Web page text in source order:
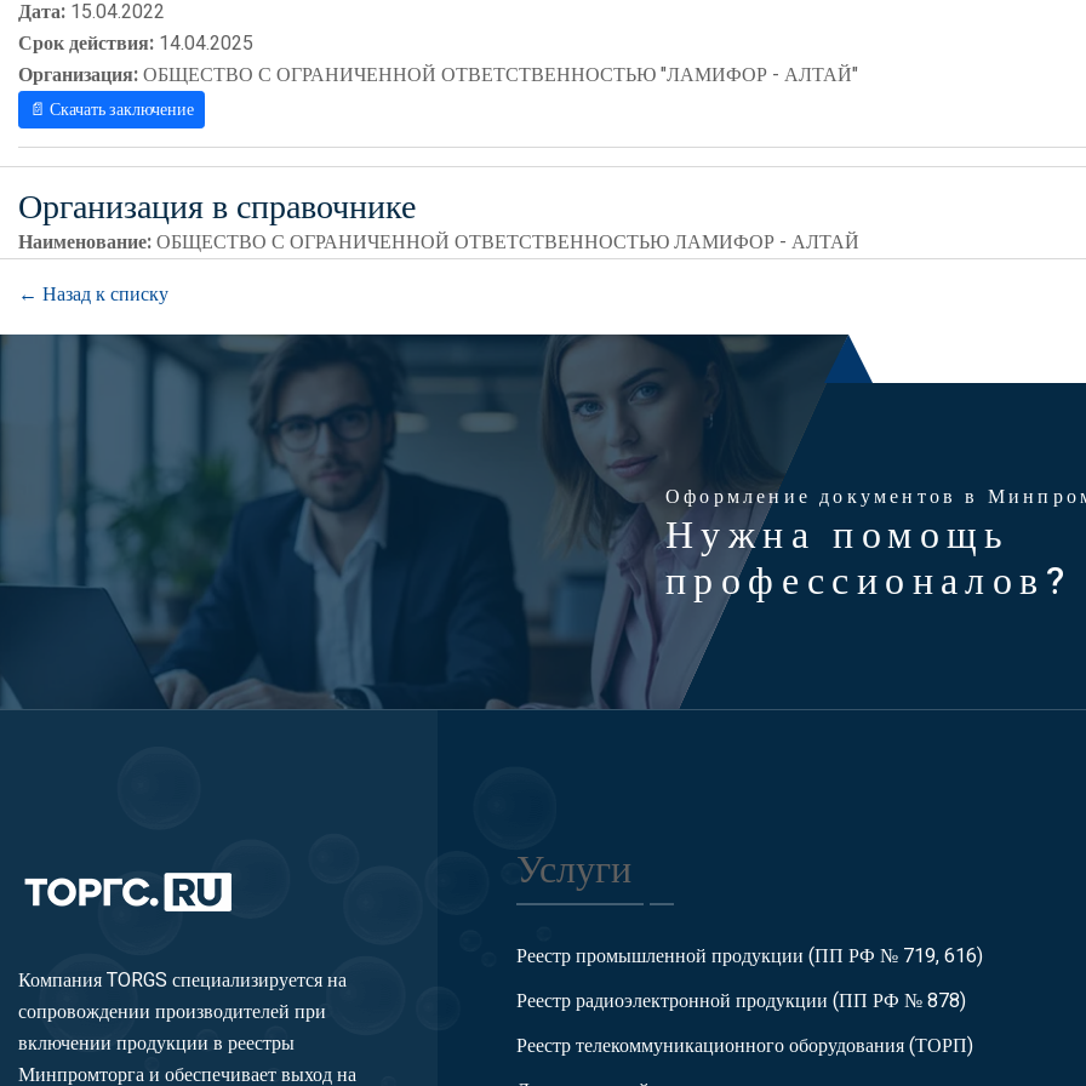
Дата: 15.04.2022
Срок действия: 14.04.2025
Организация:ОБЩЕСТВО С ОГРАНИЧЕННОЙ ОТВЕТСТВЕННОСТЬЮ "ЛАМИФОР - АЛТАЙ"
📄 Скачать заключение
Организация в справочнике
Наименование:ОБЩЕСТВО С ОГРАНИЧЕННОЙ ОТВЕТСТВЕННОСТЬЮ ЛАМИФОР - АЛТАЙ
← Назад к списку
Оформление документов в
Нужна помощь
профессионалов?
Компания TORGS специализируется на
сопровождении производителей при
включении продукции в реестры
Минпромторга и обеспечивает выход на
Услуги
Реестр промышленной продукции (ПП РФ № 719, 616)
Реестр радиоэлектронной продукции (ПП РФ № 878)
Реестр телекоммуникационного оборудования (ТОРП)